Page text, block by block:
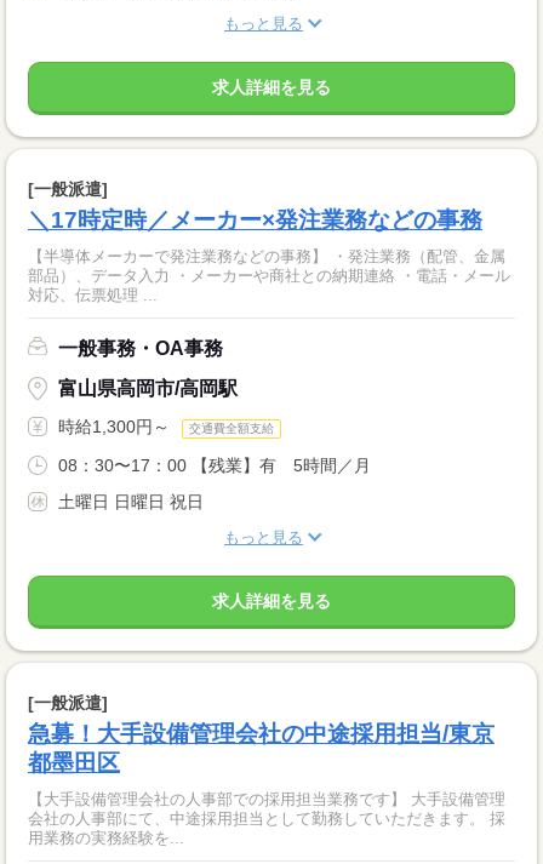
もっと見る
求人詳細を見る
[一般派遣]
＼17時定時／メーカー×発注業務などの事務
【半導体メーカーで発注業務などの事務】 ・発注業務（配管、金属
部品）、データ入力 ・メーカーや商社との納期連絡 ・電話・メール
対応、伝票処理 ...
一般事務・OA事務
富山県高岡市/高岡駅
時給1,300円～ 交通費全額支給
08：30〜17：00 【残業】有 5時間／月
土曜日 日曜日 祝日
もっと見る
求人詳細を見る
[一般派遣]
急募！大手設備管理会社の中途採用担当/東京
都墨田区
【大手設備管理会社の人事部での採用担当業務です】 大手設備管理
会社の人事部にて、中途採用担当として勤務していただきます。 採
用業務の実務経験を...